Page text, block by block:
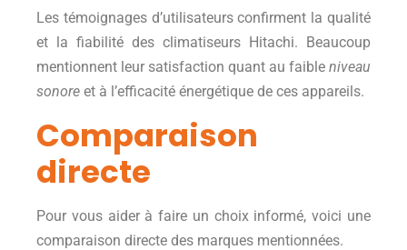
Les témoignages d’utilisateurs confirment la qualité
et la fiabilité des climatiseurs Hitachi. Beaucoup
mentionnent leur satisfaction quant au faible niveau
sonore et à l’efficacité énergétique de ces appareils.
Comparaison
directe
Pour vous aider à faire un choix informé, voici une
comparaison directe des marques mentionnées.